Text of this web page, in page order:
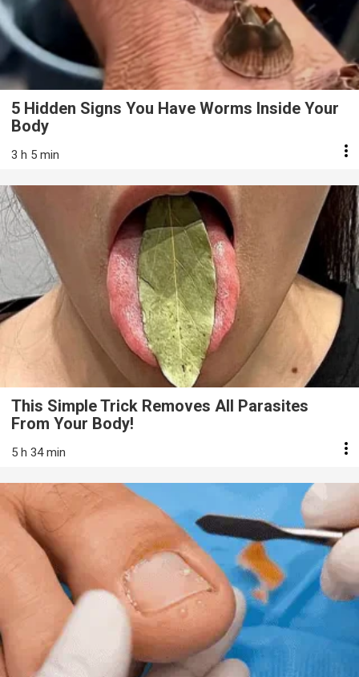
5 Hidden Signs You Have Worms Inside Your
Body
3 h 5 min
This Simple Trick Removes All Parasites
From Your Body!
5 h 34 min